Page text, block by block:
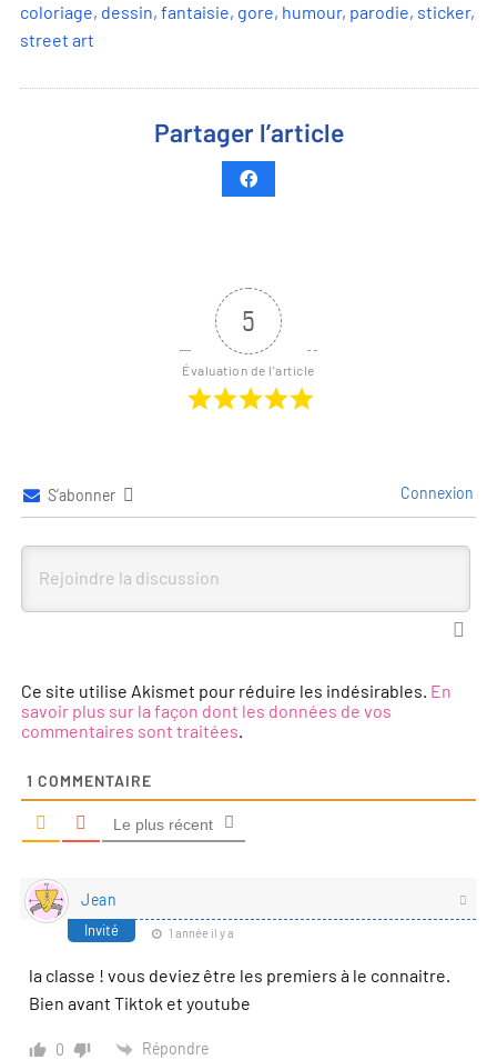
coloriage, dessin, fantaisie, gore, humour, parodie, sticker,
street art
Partager l’article
5
Évaluation de l'article
S’abonner Connexion
Ce site utilise Akismet pour réduire les indésirables. En
savoir plus sur la façon dont les données de vos
commentaires sont traitées.
1 COMMENTAIRE
Le plus récent
Jean
Invité 1 année il y a
la classe ! vous deviez être les premiers à le connaitre.
Bien avant Tiktok et youtube
0 Répondre